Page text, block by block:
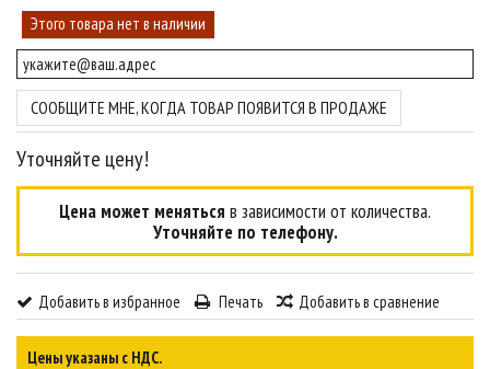
Этого товара нет в наличии
СООБЩИТЕ МНЕ, КОГДА ТОВАР ПОЯВИТСЯ В ПРОДАЖЕ
Уточняйте цену!
Цена может меняться в зависимости от количества.
Уточняйте по телефону.
Добавить в избранное Печать Добавить в сравнение
Цены указаны с НДС.